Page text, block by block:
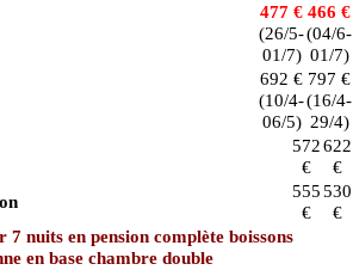
477 €
(26/5-
01/7)
466 €
(04/6-
01/7)
692 €
(10/4-
06/5)
797 €
(16/4-
29/4)
572
€
622
€
555
€
530
€
nuits en pension complète boissons
en base chambre double